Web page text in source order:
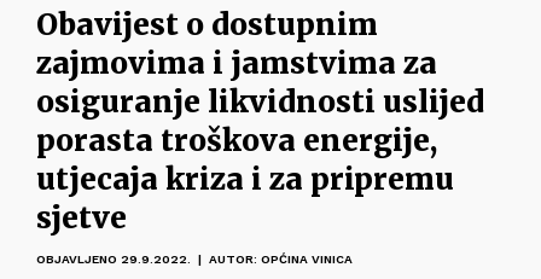
Obavijest o dostupnim
zajmovima i jamstvima za
osiguranje likvidnosti uslijed
porasta troškova energije,
utjecaja kriza i za pripremu
sjetve
OBJAVLJENO 29.9.2022. | AUTOR: OPĆINA VINICA